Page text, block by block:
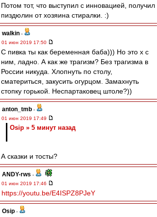
Потом тот, что выступил с инновацией, получил
пиздюлин от хозяина стиралки. :)
walkin -
01 июн 2019 17:50
С пивка ты как беременная баба))) Но это х с
ним, ладно. А как же трагизм? Без трагизма в
России никуда. Хлопнуть по столу,
сматериться, закусить огурцом. Замахнуть
стопку горькой. Неспартаковец штоле?))
anton_tmb -
01 июн 2019 17:49
Osip » 5 минут назад
А сказки и тосты?
ANDY-rws -
01 июн 2019 17:46
https://youtu.be/E4ISPZ8PJeY
Osip -